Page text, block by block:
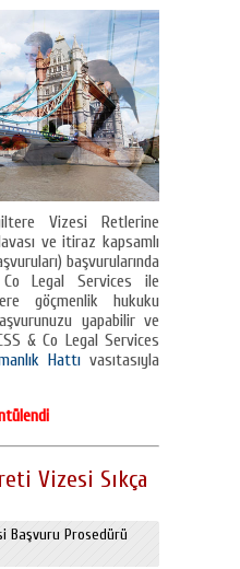
Vizesi Retlerine
ve itiraz kapsamlı
başvurularında
Co Legal Services ile
göçmenlik hukuku
yapabilir ve
& Co Legal Services
Hattı vasıtasıyla
Vizesi Sıkça
Başvuru Prosedürü